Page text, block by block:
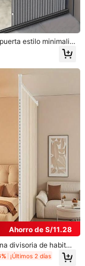
/ Talla: 100x200cm
los artículos
Hogar Textiles
estilo minimalist
plegable a prueb
con correas
salas de estar, dormit
Cortinas de sala de
y elegante, divis
estilo plegable,
Ahorro de S/11.28
divisoria de habitac
cortina
elegante para toda
¡Últimos 2 días